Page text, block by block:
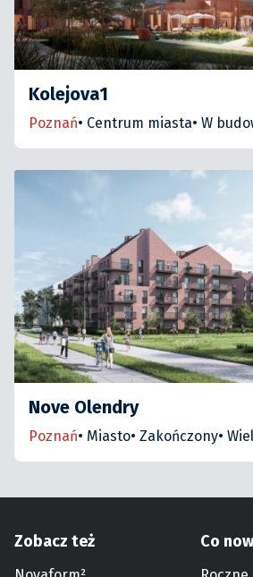
Kolejova1
Poznań• Centrum miasta• W
Nove Olendry
Poznań• Miasto• Zakończony•
Zobacz też Co